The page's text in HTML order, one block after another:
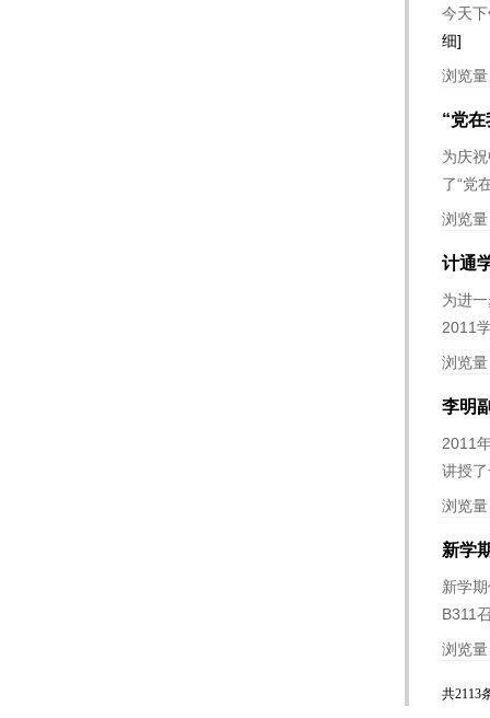
今天
细]
浏览
“党
为庆
了“党
浏览
计通
为进
2011
浏览
李明
2011
讲授
浏览
新学
新学
B311
浏览
共2113